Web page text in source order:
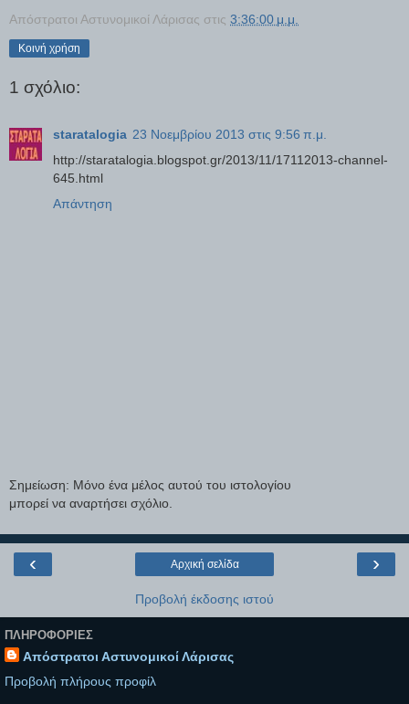
Απόστρατοι Αστυνομικοί Λάρισας στις 3:36:00 μ.μ.
Κοινή χρήση
1 σχόλιο:
staratalogia 23 Νοεμβρίου 2013 στις 9:56 π.μ.
http://staratalogia.blogspot.gr/2013/11/17112013-channel-
645.html
Απάντηση
Σημείωση: Μόνο ένα μέλος αυτού του ιστολογίου
μπορεί να αναρτήσει σχόλιο.
‹ ›
Αρχική σελίδα
Προβολή έκδοσης ιστού
ΠΛΗΡΟΦΟΡΊΕΣ
Απόστρατοι Αστυνομικοί Λάρισας
Προβολή πλήρους προφίλ